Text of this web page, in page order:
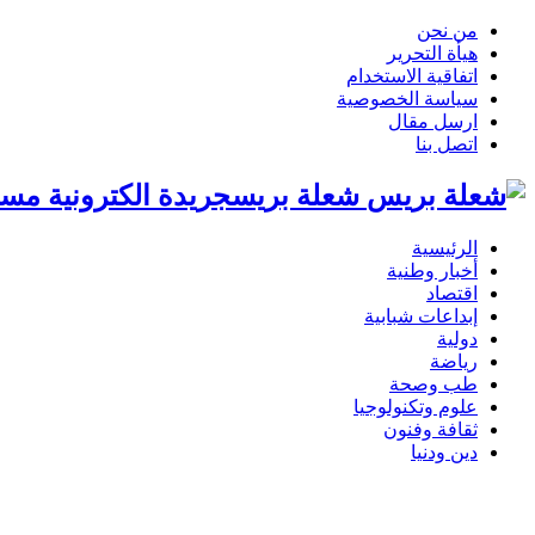
من نحن
هيأة التحرير
اتفاقية الاستخدام
سياسة الخصوصية
ارسل مقال
اتصل بنا
شعلة بريسجريدة الكترونية
الرئيسية
أخبار وطنية
اقتصاد
إبداعات شبابية
دولية
رياضة
طب وصحة
علوم وتكنولوجيا
ثقافة وفنون
دين ودنيا